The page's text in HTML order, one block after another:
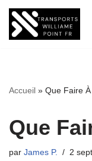
Aller
Accueil » Que Faire À
Que
par James P. 2